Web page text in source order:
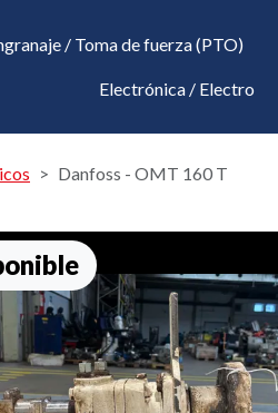
/ Toma de fuerza (PTO)
Electrónica / Electro
Danfoss - OMT 160 T